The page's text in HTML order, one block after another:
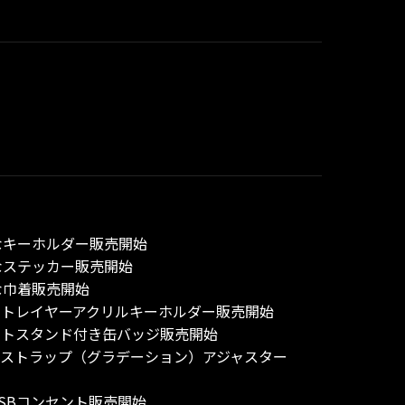
ーホルダー販売開始
テッカー販売開始
着販売開始
レイヤーアクリルキーホルダー販売開始
スタンド付き缶バッジ販売開始
トラップ（グラデーション）アジャスター